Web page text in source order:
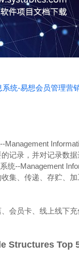
系统-易想会员管理营
Management
记录，并对记录数
统--Management
集、传递、存贮、
会员卡、线上线下
Structures Top